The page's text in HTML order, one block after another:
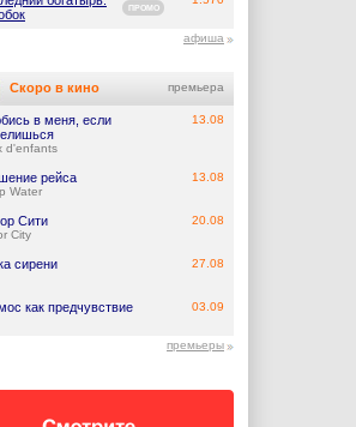
ПРОМО
афиша
Скоро в кино премьера
в меня, если
d'enfants
13.08
рейса
Water
13.08
Сити
City
20.08
сирени 27.08
как предчувствие 03.09
премьеры